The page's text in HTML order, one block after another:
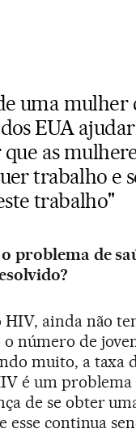
uma mulher
EUA
que as
trabalho e
trabalho"
problema de
ainda não
o número de
muito, a taxa
é um
de se obter
esse continua